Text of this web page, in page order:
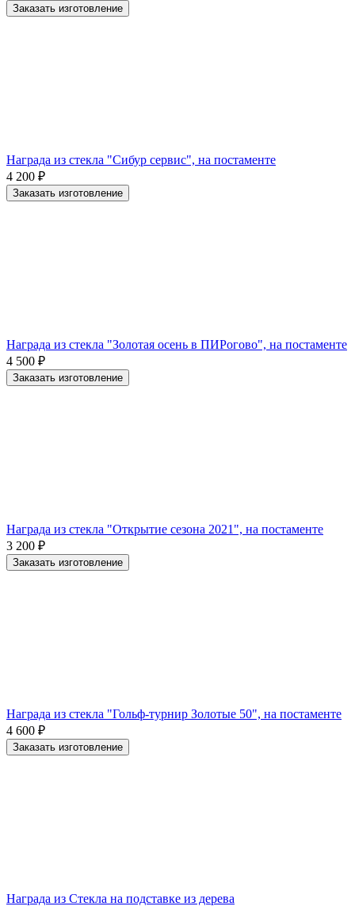
Заказать изготовление
Награда из стекла "Сибур сервис", на постаменте
4 200 ₽
Заказать изготовление
Награда из стекла "Золотая осень в ПИРогово", на постаменте
4 500 ₽
Заказать изготовление
Награда из стекла "Открытие сезона 2021", на постаменте
3 200 ₽
Заказать изготовление
Награда из стекла "Гольф-турнир Золотые 50", на постаменте
4 600 ₽
Заказать изготовление
Награда из Стекла на подставке из дерева